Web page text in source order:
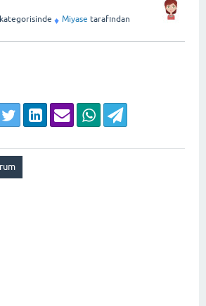
kategorisinde ♦ Miyase tarafından